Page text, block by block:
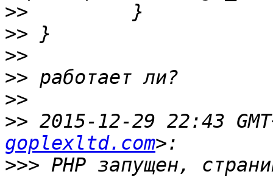
>>
>>
>>
>>
>>
>> 2015-12-29 22:43
goplexltd.com
>>> PHP запущен,